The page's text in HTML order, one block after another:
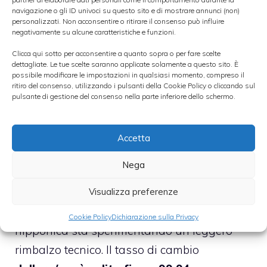
navigazione o gli ID univoci su questo sito e di mostrare annunci (non)
personalizzati. Non acconsentire o ritirare il consenso può influire
negativamente su alcune caratteristiche e funzioni.
Clicca qui sotto per acconsentire a quanto sopra o per fare scelte
dettagliate. Le tue scelte saranno applicate solamente a questo sito. È
possibile modificare le impostazioni in qualsiasi momento, compreso il
ritiro del consenso, utilizzando i pulsanti della Cookie Policy o cliccando sul
pulsante di gestione del consenso nella parte inferiore dello schermo.
Accetta
Nega
Visualizza preferenze
Cookie PolicyDichiarazione sulla Privacy
svalutazione dello yenè proseguita
anche ieri, mentre stamattina la valuta
nipponica sta sperimentando un leggero
rimbalzo tecnico. Il tasso di cambio